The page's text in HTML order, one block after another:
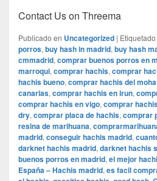
Contact Us on Threema
Publicado en Uncategorized | Etiquetado
porros, buy hash in madrid, buy hash
cmmadrid, comprar buenos porros en
marroqui, comprar hachis, comprar
hachis bueno, comprar hachis del moha
canarias, comprar hachis en irun,
comprar hachis en vigo, comprar
dry, comprar placa de hachis, comprar
resina de marihuana,
madrid, conseguir hachis madrid,
darknet hachis madrid, darknet hachis
buenos porros en madrid, el mejor
España – Hachis madrid, es facil